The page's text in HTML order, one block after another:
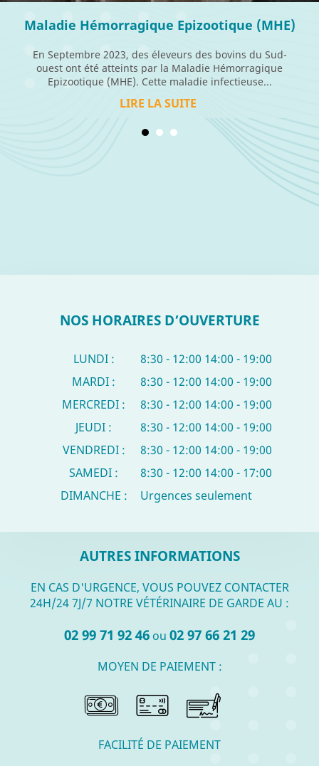
Maladie Hémorragique Epizootique (MHE)
En Septembre 2023, des éleveurs des bovins du Sud-
ouest ont été atteints par la Maladie Hémorragique
Epizootique (MHE). Cette maladie infectieuse...
LIRE LA SUITE
NOS HORAIRES D’OUVERTURE
LUNDI : 8:30 - 12:00 14:00 - 19:00
MARDI :
8:30 - 12:00 14:00 - 19:00
MERCREDI :
8:30 - 12:00 14:00 - 19:00
JEUDI :
8:30 - 12:00 14:00 - 19:00
VENDREDI :
8:30 - 12:00 14:00 - 19:00
SAMEDI :
8:30 - 12:00 14:00 - 17:00
DIMANCHE :
Urgences seulement
AUTRES INFORMATIONS
EN CAS D'URGENCE, VOUS POUVEZ CONTACTER
24H/24 7J/7 NOTRE VÉTÉRINAIRE DE GARDE AU :
02 99 71 92 46 ou 02 97 66 21 29
MOYEN DE PAIEMENT :
FACILITÉ DE PAIEMENT